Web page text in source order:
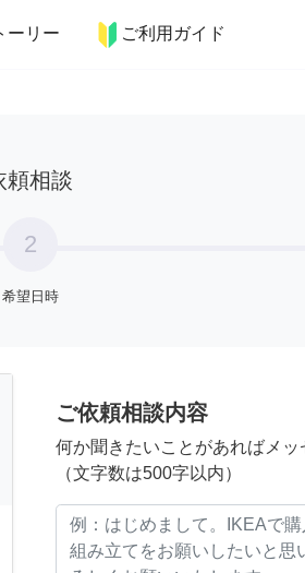
ーリー ご利用ガイド
事 ペット 料理
頼相談
2
希望日時
ご依頼相談内容
何か聞きたいことがあればメ
（文字数は500字以内）